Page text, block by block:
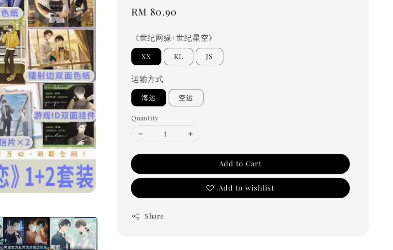
Regular
RM 80.90
《世纪网缘+世纪星空》
XX KL JS
运输方式
海运 空运
Quantity
Add to Cart
Add to wishlist
Share